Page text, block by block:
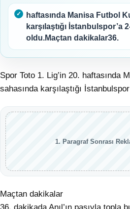
haftasında Manisa Futbol
karşılaştığı İstanbulspor’a
oldu.Maçtan dakikalar36.
Spor Toto 1. Lig’in 20. haftasında
sahasında karşılaştığı
1. Paragraf Sonrası
Maçtan dakikalar
36. dakikada Anıl’ın pasıyla topla